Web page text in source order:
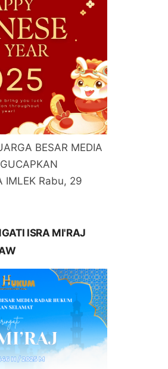
BESAR MEDIA
IMLEK Rabu, 29
ISRA MI'RAJ